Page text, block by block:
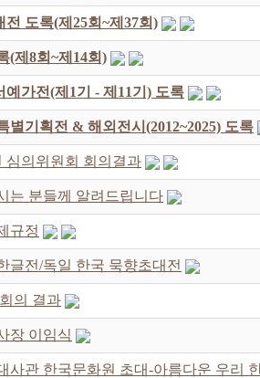
도록(제25회~제37회)
(제8회~제14회)
예가전(제1기 - 제11기) 도록
별기획전 & 해외전시(2012~2025) 도록
심의위원회 회의결과
는 분들께 알려드립니다
규정
글전/독일 한국 묵향초대전
의 결과
장 이임식
사관 한국문화원 초대-아름다운 우리